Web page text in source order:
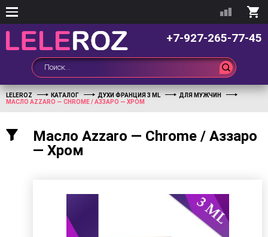
+7-927-265-77-45
LELEROZ КАТАЛОГ ДУХИ ФРАНЦИЯ 3 ML
ДЛЯ МУЖЧИН
МАСЛО АZZARO — CHROME / АЗЗАРО — ХРОМ
Масло Аzzaro — Chrome / Аззаро
— Хром